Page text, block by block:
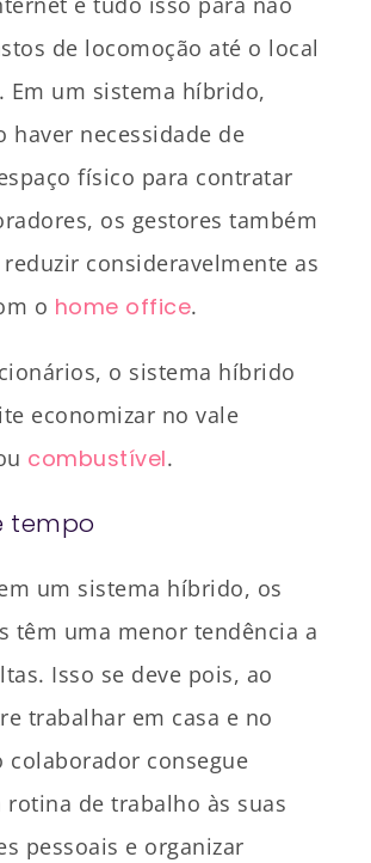
de locomoção até o local
Em um sistema híbrido,
haver necessidade de
físico para contratar
os gestores também
consideravelmente as
o home office.
o sistema híbrido
economizar no vale
combustível.
tempo
um sistema híbrido, os
têm uma menor tendência a
Isso se deve pois, ao
trabalhar em casa e no
colaborador consegue
rotina de trabalho às suas
pessoais e organizar